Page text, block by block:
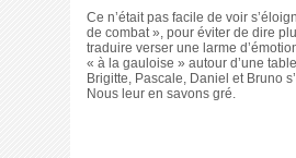
Ce n’était pas facile de voir
de combat », pour éviter de dire
traduire verser une larme
« à la gauloise » autour d’une
Brigitte, Pascale, Daniel et Bruno
Nous leur en savons gré.